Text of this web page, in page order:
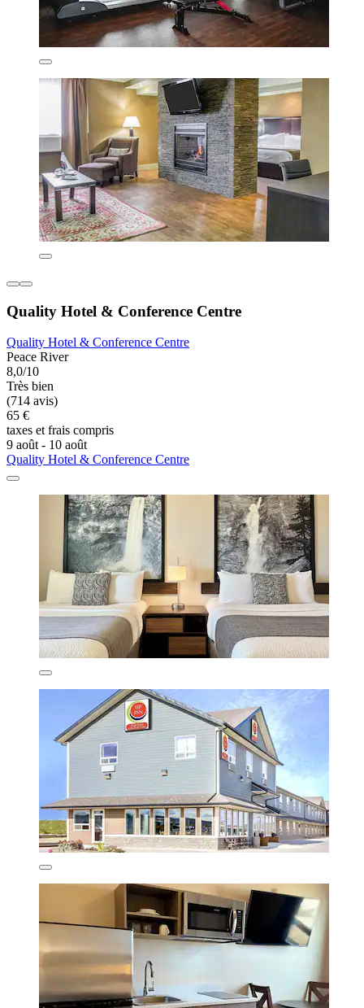
Quality Hotel & Conference Centre
Quality Hotel & Conference Centre
Peace River
8,0/10
Très bien
(714 avis)
65 €
taxes et frais compris
9 août - 10 août
Quality Hotel & Conference Centre